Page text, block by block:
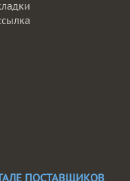
ПОСТАВЩИКОВ